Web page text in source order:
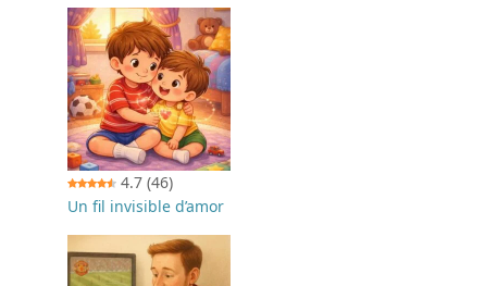
4.7 (46)
Un fil invisible d’amor